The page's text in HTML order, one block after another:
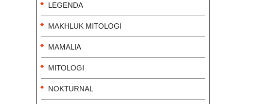
LEGENDA
MAKHLUK MITOLOGI
MAMALIA
MITOLOGI
NOKTURNAL